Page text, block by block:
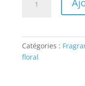
Catégories :
floral